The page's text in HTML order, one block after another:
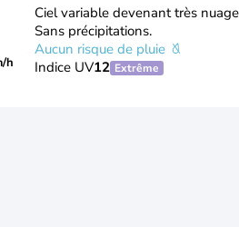
h
Ciel variable devenant très
Sans précipitations.
Aucun risque de pluie
Indice UV12 Extrême